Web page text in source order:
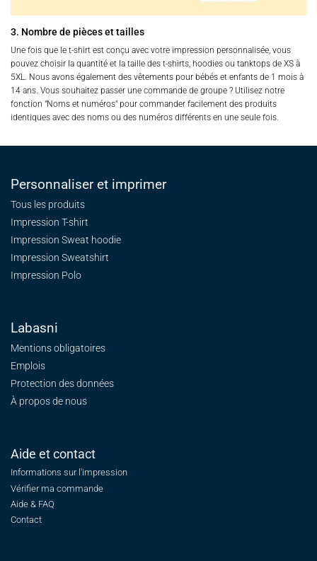
3. Nombre de pièces et tailles
Une fois que le t-shirt est conçu avec votre impression personnalisée, vous
pouvez choisir la quantité et la taille des t-shirts, hoodies ou tanktops de XS à
5XL. Nous avons également des vêtements pour bébés et enfants de 1 mois à
14 ans. Vous souhaitez passer une commande de groupe ? Utilisez notre
fonction "Noms et numéros" pour commander facilement des produits
identiques avec des noms ou des numéros différents en une seule fois.
Personnaliser et imprimer
Tous les produits
Impression T-shirt
Impression Sweat hoodie
Impression Sweatshirt
Impression Polo
Labasni
Mentions obligatoires
Emplois
Protection des données
À propos de nous
Aide et contact
Informations sur l'impression
Vérifier ma commande
Aide & FAQ
Contact